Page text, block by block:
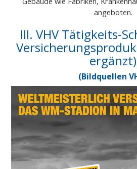
angeboten.
III. VHV Tätigkeits-
ergänzt)
(Bildquellen